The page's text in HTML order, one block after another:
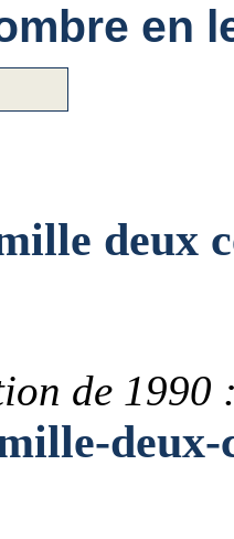
en
deux
de 1990
deux-